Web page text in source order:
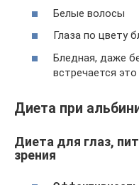
Белые волосы
Глаза по цвету
Бледная, даже
встречается
Диета при
Диета для глаз,
зрения